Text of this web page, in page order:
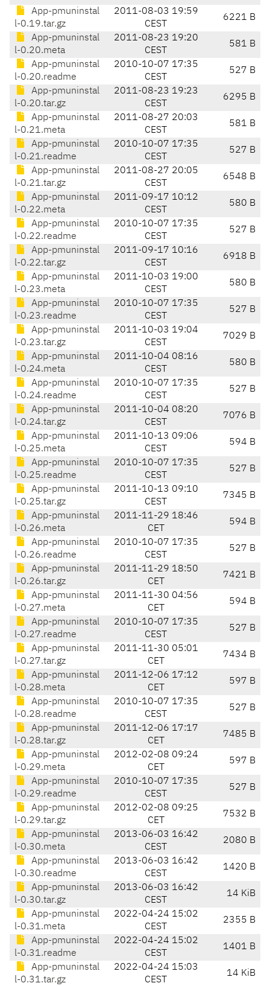
App-pmuninstal
l-0.19.tar.gz
2011-08-03 19:59
CEST
6221 B
App-pmuninstal
l-0.20.meta
2011-08-23 19:20
CEST
581 B
App-pmuninstal
l-0.20.readme
2010-10-07 17:35
CEST
527 B
App-pmuninstal
l-0.20.tar.gz
2011-08-23 19:23
CEST
6295 B
App-pmuninstal
l-0.21.meta
2011-08-27 20:03
CEST
581 B
App-pmuninstal
l-0.21.readme
2010-10-07 17:35
CEST
527 B
App-pmuninstal
l-0.21.tar.gz
2011-08-27 20:05
CEST
6548 B
App-pmuninstal
l-0.22.meta
2011-09-17 10:12
CEST
580 B
App-pmuninstal
l-0.22.readme
2010-10-07 17:35
CEST
527 B
App-pmuninstal
l-0.22.tar.gz
2011-09-17 10:16
CEST
6918 B
App-pmuninstal
l-0.23.meta
2011-10-03 19:00
CEST
580 B
App-pmuninstal
l-0.23.readme
2010-10-07 17:35
CEST
527 B
App-pmuninstal
l-0.23.tar.gz
2011-10-03 19:04
CEST
7029 B
App-pmuninstal
l-0.24.meta
2011-10-04 08:16
CEST
580 B
App-pmuninstal
l-0.24.readme
2010-10-07 17:35
CEST
527 B
App-pmuninstal
l-0.24.tar.gz
2011-10-04 08:20
CEST
7076 B
App-pmuninstal
l-0.25.meta
2011-10-13 09:06
CEST
594 B
App-pmuninstal
l-0.25.readme
2010-10-07 17:35
CEST
527 B
App-pmuninstal
l-0.25.tar.gz
2011-10-13 09:10
CEST
7345 B
App-pmuninstal
l-0.26.meta
2011-11-29 18:46
CET
594 B
App-pmuninstal
l-0.26.readme
2010-10-07 17:35
CEST
527 B
App-pmuninstal
l-0.26.tar.gz
2011-11-29 18:50
CET
7421 B
App-pmuninstal
l-0.27.meta
2011-11-30 04:56
CET
594 B
App-pmuninstal
l-0.27.readme
2010-10-07 17:35
CEST
527 B
App-pmuninstal
l-0.27.tar.gz
2011-11-30 05:01
CET
7434 B
App-pmuninstal
l-0.28.meta
2011-12-06 17:12
CET
597 B
App-pmuninstal
l-0.28.readme
2010-10-07 17:35
CEST
527 B
App-pmuninstal
l-0.28.tar.gz
2011-12-06 17:17
CET
7485 B
App-pmuninstal
l-0.29.meta
2012-02-08 09:24
CET
597 B
App-pmuninstal
l-0.29.readme
2010-10-07 17:35
CEST
527 B
App-pmuninstal
l-0.29.tar.gz
2012-02-08 09:25
CET
7532 B
App-pmuninstal
l-0.30.meta
2013-06-03 16:42
CEST
2080 B
App-pmuninstal
l-0.30.readme
2013-06-03 16:42
CEST
1420 B
App-pmuninstal
l-0.30.tar.gz
2013-06-03 16:42
CEST
14 KiB
App-pmuninstal
l-0.31.meta
2022-04-24 15:02
CEST
2355 B
App-pmuninstal
l-0.31.readme
2022-04-24 15:02
CEST
1401 B
App-pmuninstal
l-0.31.tar.gz
2022-04-24 15:03
CEST
14 KiB